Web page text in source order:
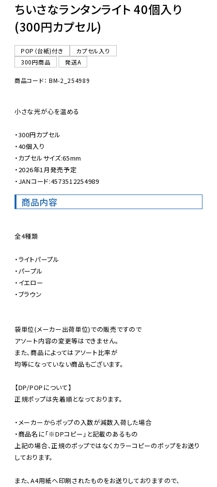
06-6282-7659
ちいさなランタンライト 40個入り
(300円カプセル)
POP（台紙)付き
カプセル入り
300円商品
発送A
商品コード： BM-2_254989
小さな光が心を温める
・300円カプセル
・40個入り
・カプセルサイズ:65mm
・2026年1月発売予定
・JANコード:4573512254989
商品内容
全4種類
・ライトパープル
・パープル
・イエロー
・ブラウン
袋単位(メーカー出荷単位)での販売ですので
アソート内容の変更等はできません。
また、商品によってはアソート比率が
均等になっていない商品もございます。
【DP/POPについて】
正規ポップは先着順となっております。
・メーカーからポップの入数が減数入荷した場合
・商品名に「※DPコピー」と記載のあるもの
上記の場合、正規のポップではなくカラーコピーのポップをお送り
しております。
また、A4用紙へ印刷されたものをお送りしておりますので、